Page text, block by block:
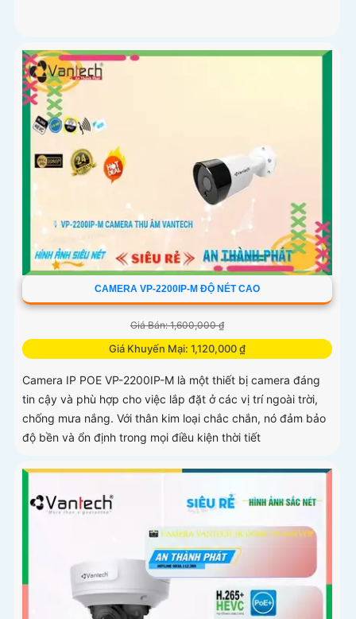
CAMERA VP-2200IP-M ĐỘ NÉT CAO
Giá Bán: 1,600,000 ₫
Giá Khuyến Mại: 1,120,000 ₫
Camera IP POE VP-2200IP-M là một thiết bị camera đáng
tin cậy và phù hợp cho việc lắp đặt ở các vị trí ngoài trời,
chống mưa nắng. Với thân kim loại chắc chắn, nó đảm bảo
độ bền và ổn định trong mọi điều kiện thời tiết